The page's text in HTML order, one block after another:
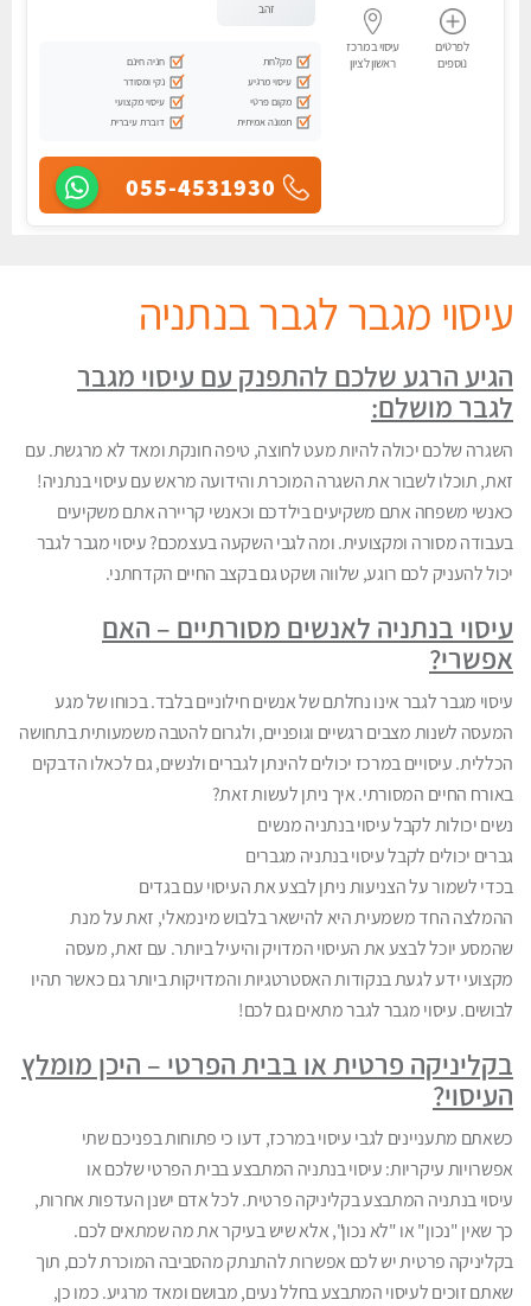
לפרטים
נוספים
עיסוי במרכז
ראשון לציון
זהב
מקלחת
חניה חינם
עיסוי מרגיע
נקי ומסודר
מקום פרטי
עיסוי מקצועי
תמונה אמיתית
דוברת עיברית
055-4531930
עיסוי מגבר לגבר בנתניה
הגיע הרגע שלכם להתפנק עם עיסוי מגבר
לגבר מושלם:
השגרה שלכם יכולה להיות מעט לחוצה, טיפה חונקת ומאד לא מרגשת. עם
זאת, תוכלו לשבור את השגרה המוכרת והידועה מראש עם עיסוי בנתניה!
כאנשי משפחה אתם משקיעים בילדכם וכאנשי קריירה אתם משקיעים
בעבודה מסורה ומקצועית. ומה לגבי השקעה בעצמכם? עיסוי מגבר לגבר
יכול להעניק לכם רוגע, שלווה ושקט גם בקצב החיים הקדחתני.
עיסוי בנתניה לאנשים מסורתיים – האם
אפשרי?
עיסוי מגבר לגבר אינו נחלתם של אנשים חילוניים בלבד. בכוחו של מגע
המעסה לשנות מצבים רגשיים וגופניים, ולגרום להטבה משמעותית בתחושה
הכללית. עיסויים במרכז יכולים להינתן לגברים ולנשים, גם לכאלו הדבקים
באורח החיים המסורתי. איך ניתן לעשות זאת?
נשים יכולות לקבל עיסוי בנתניה מנשים
גברים יכולים לקבל עיסוי בנתניה מגברים
בכדי לשמור על הצניעות ניתן לבצע את העיסוי עם בגדים
ההמלצה החד משמעית היא להישאר בלבוש מינמאלי, זאת על מנת
שהמסע יוכל לבצע את העיסוי המדויק והיעיל ביותר. עם זאת, מעסה
מקצועי ידע לגעת בנקודות האסטרטגיות והמדויקות ביותר גם כאשר תהיו
לבושים. עיסוי מגבר לגבר מתאים גם לכם!
בקליניקה פרטית או בבית הפרטי – היכן מומלץ
העיסוי?
כשאתם מתעניינים לגבי עיסוי במרכז, דעו כי פתוחות בפניכם שתי
אפשרויות עיקריות: עיסוי בנתניה המתבצע בבית הפרטי שלכם או
עיסוי בנתניה המתבצע בקליניקה פרטית. לכל אדם ישנן העדפות אחרות,
כך שאין "נכון" או "לא נכון", אלא שיש בעיקר את מה שמתאים לכם.
בקליניקה פרטית יש לכם אפשרות להתנתק מהסביבה המוכרת לכם, תוך
שאתם זוכים לעיסוי המתבצע בחלל נעים, מבושם ומאד מרגיע. כמו כן,